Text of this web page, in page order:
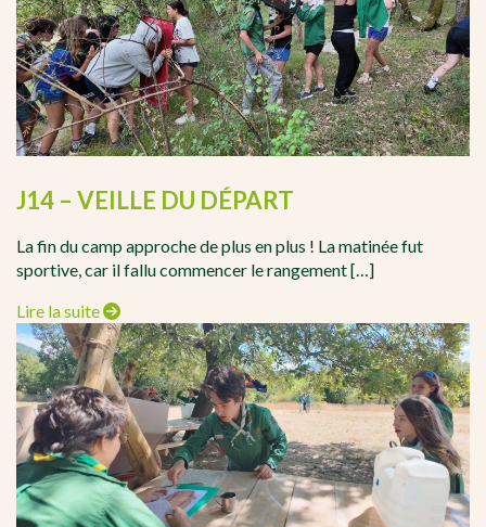
J14 – VEILLE DU DÉPART
La fin du camp approche de plus en plus ! La matinée fut
sportive, car il fallu commencer le rangement […]
Lire la suite